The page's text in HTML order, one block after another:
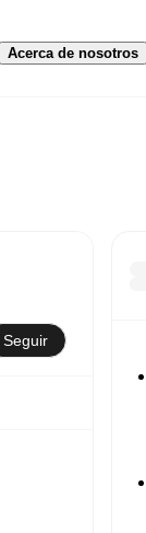
Acerca de nosotros
Seguir